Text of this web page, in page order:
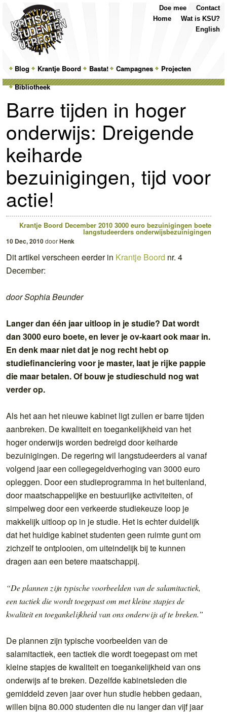
MainSkip
to
primary
content
Skip
to
secondary
content
Blog Krantje Boord Basta! Campagnes
Projecten
Bibliotheek
Contact
Doe mee
Wat is KSU?
Home
English
Barre tijden in hoger
onderwijs: Dreigende
keiharde
bezuinigingen, tijd voor
actie!
Krantje Boord December 2010 3000 euro bezuinigingen boete
langstudeerders onderwijsbezuinigingen
10 Dec, 2010doorHenk
Dit artikel verscheen eerder in Krantje Boord nr. 4
December:
door Sophia Beunder
Langer dan één jaar uitloop in je studie? Dat wordt
dan 3000 euro boete, en lever je ov-kaart ook maar in.
En denk maar niet dat je nog recht hebt op
studiefinanciering voor je master, laat je rijke pappie
die maar betalen. Of bouw je studieschuld nog wat
verder op.
Als het aan het nieuwe kabinet ligt zullen er barre tijden
aanbreken. De kwaliteit en toegankelijkheid van het
hoger onderwijs worden bedreigd door keiharde
bezuinigingen. De regering wil langstudeerders al vanaf
volgend jaar een collegegeldverhoging van 3000 euro
opleggen. Door een studieprogramma in het buitenland,
door maatschappelijke en bestuurlijke activiteiten, of
simpelweg door een verkeerde studiekeuze loop je
makkelijk uitloop op in je studie. Het is echter duidelijk
dat het huidige kabinet studenten geen ruimte gunt om
zichzelf te ontplooien, om uiteindelijk bij te kunnen
dragen aan een betere maatschappij.
“De plannen zijn typische voorbeelden van de salamitactiek,
een tactiek die wordt toegepast om met kleine stapjes de
kwaliteit en toegankelijkheid van ons onderwijs af te breken.”
De plannen zijn typische voorbeelden van de
salamitactiek, een tactiek die wordt toegepast om met
kleine stapjes de kwaliteit en toegankelijkheid van ons
onderwijs af te breken. Dezelfde kabinetsleden die
gemiddeld zeven jaar over hun studie hebben gedaan,
willen bijna 80.000 studenten die nu langer dan vijf jaar